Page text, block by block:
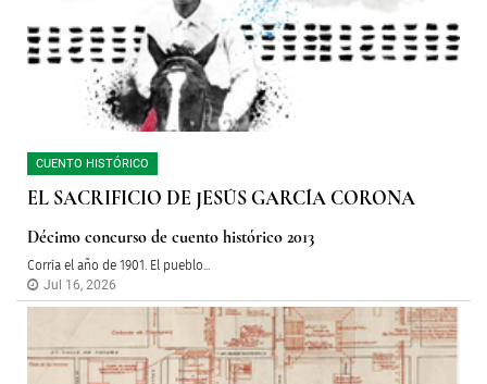
CUENTO HISTÓRICO
EL SACRIFICIO DE JESÚS GARCÍA CORONA
Décimo concurso de cuento histórico 2013
Corría el año de 1901. El pueblo...
Jul 16, 2026